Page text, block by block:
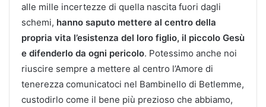
alle mille incertezze di quella nascita fuori dagli
schemi, hanno saputo mettere al centro della
propria vita l’esistenza del loro figlio, il piccolo Gesù
e difenderlo da ogni pericolo. Potessimo anche noi
riuscire sempre a mettere al centro l’Amore di
tenerezza comunicatoci nel Bambinello di Betlemme,
custodirlo come il bene più prezioso che abbiamo,